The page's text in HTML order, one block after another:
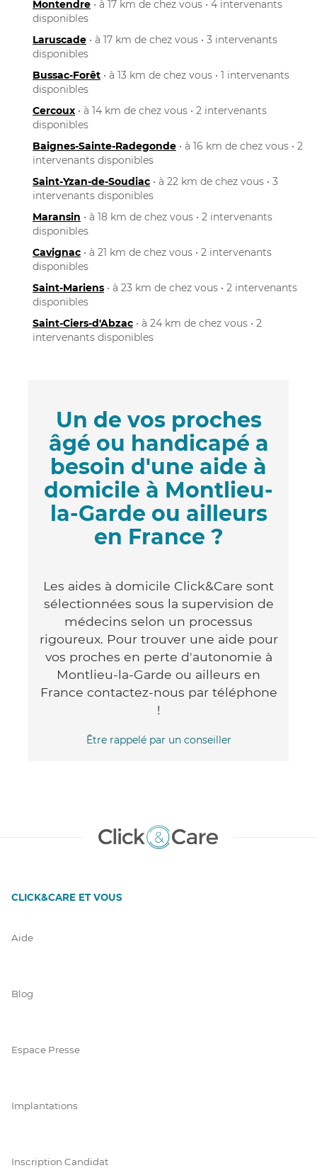
Montendre • à 17 km de chez vous • 4 intervenants
disponibles
Laruscade • à 17 km de chez vous • 3 intervenants
disponibles
Bussac-Forêt • à 13 km de chez vous • 1 intervenants
disponibles
Cercoux • à 14 km de chez vous • 2 intervenants
disponibles
Baignes-Sainte-Radegonde • à 16 km de chez vous • 2
intervenants disponibles
Saint-Yzan-de-Soudiac • à 22 km de chez vous • 3
intervenants disponibles
Maransin • à 18 km de chez vous • 2 intervenants
disponibles
Cavignac • à 21 km de chez vous • 2 intervenants
disponibles
Saint-Mariens • à 23 km de chez vous • 2 intervenants
disponibles
Saint-Ciers-d'Abzac • à 24 km de chez vous • 2
intervenants disponibles
Un de vos proches
âgé ou handicapé a
besoin d'une aide à
domicile à Montlieu-
la-Garde ou ailleurs
en France ?
Les aides à domicile Click&Care sont
sélectionnées sous la supervision de
médecins selon un processus
rigoureux. Pour trouver une aide pour
vos proches en perte d'autonomie à
Montlieu-la-Garde ou ailleurs en
France contactez-nous par téléphone
!
Être rappelé par un conseiller
CLICK&CARE ET VOUS
Aide
Blog
Espace Presse
Implantations
Inscription Candidat